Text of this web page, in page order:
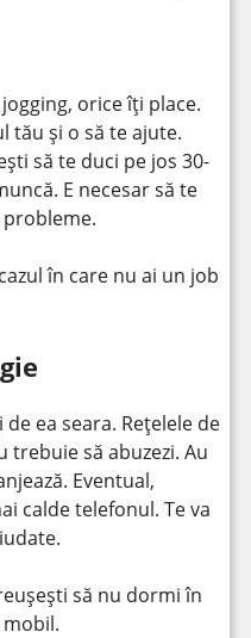
orice îți place.
tău și o să te ajute.
să te duci pe jos 30-
E necesar să te
în care nu ai un job
ea seara. Rețelele de
trebuie să abuzezi. Au
Eventual,
calde telefonul. Te va
să nu dormi în